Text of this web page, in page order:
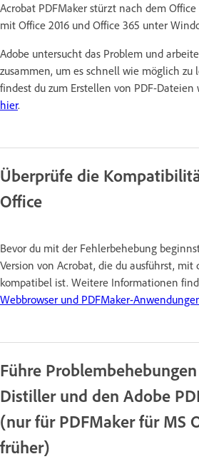
Acrobat PDFMaker stürzt nach dem
mit Office 2016 und Office 365 unter
Adobe untersucht das Problem und
zusammen, um es schnell wie möglich zu
findest du zum Erstellen von PDF-
hier.
Überprüfe die
Office
Bevor du mit der Fehlerbehebung
Version von Acrobat, die du ausführst, mit
kompatibel ist. Weitere Informationen
Webbrowser und PDFMaker-
Führe
Distiller und den Adobe
(nur für PDFMaker für MS
früher)